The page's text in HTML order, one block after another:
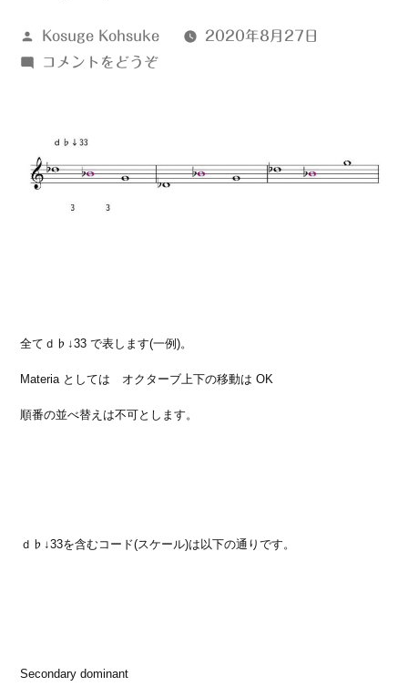
投
稿
Kosuge Kohsuke
2020年8月27日
コメントをどうぞ(ｄ
全てｄ♭↓33 で表します(一例)。
Materia としては オクターブ上下の移動は OK
順番の並べ替えは不可とします。
ｄ♭↓33を含むコード(スケール)は以下の通りです。
Secondary dominant